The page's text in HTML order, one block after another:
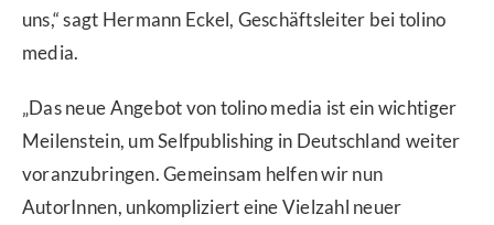
uns,“ sagt Hermann Eckel, Geschäftsleiter bei tolino
media.
„Das neue Angebot von tolino media ist ein wichtiger
Meilenstein, um Selfpublishing in Deutschland weiter
voranzubringen. Gemeinsam helfen wir nun
AutorInnen, unkompliziert eine Vielzahl neuer